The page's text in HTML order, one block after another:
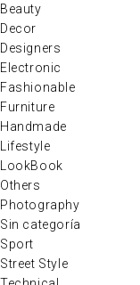
Beauty
Decor
Designers
Electronic
Fashionable
Furniture
Handmade
Lifestyle
LookBook
Others
Photography
Sin categoría
Sport
Street Style